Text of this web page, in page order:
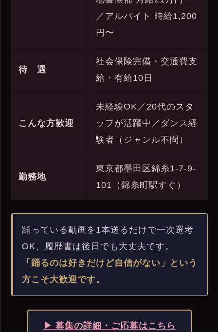
／アルバイト 時給1,200
円〜
待 遇
社会保険完備・交通費支
給・有給10日
こんな方歓迎
未経験OK／20代のスタ
ッフが活躍中／ダンス経
験者（ジャンル不問）
勤務地
東京都墨田区錦糸1-7-9-
101（錦糸町駅すぐ）
踊っている動画を1本送るだけで一次選考
OK、履歴書は後日でも大丈夫です。
「踊るのは好きだけど自信がない」という
方こそ大歓迎です。
▶ 募集の詳細・ご応募はこちら